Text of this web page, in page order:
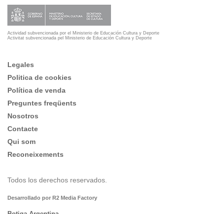
Actividad subvencionada por el Ministerio de Educación Cultura y Deporte
Activitat subvencionada pel Ministerio de Educación Cultura y Deporte
Legales
Politica de cookies
Política de venda
Preguntes freqüents
Nosotros
Contacte
Qui som
Reconeixements
Todos los derechos reservados.
Desarrollado por R2 Media Factory